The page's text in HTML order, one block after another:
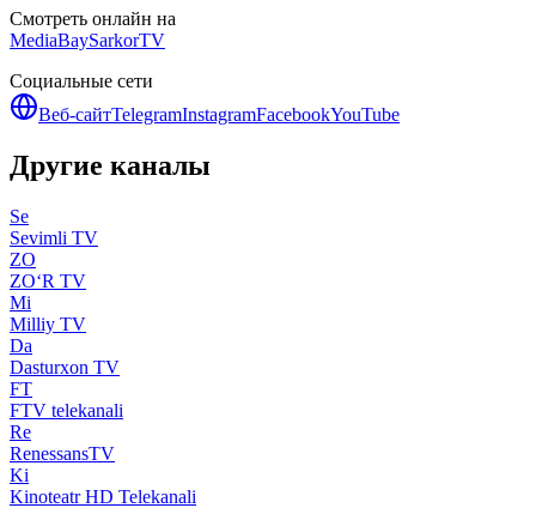
Смотреть онлайн на
MediaBaySarkorTV
Социальные сети
Веб-сайтTelegramInstagramFacebookYouTube
Другие каналы
Se
Sevimli TV
ZO
ZO‘R TV
Mi
Milliy TV
Da
Dasturxon TV
FT
FTV telekanali
Re
RenessansTV
Ki
Kinoteatr HD Telekanali